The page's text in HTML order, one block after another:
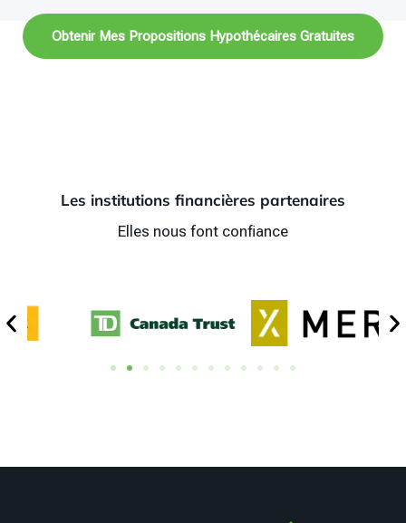
Obtenir Mes Propositions Hypothécaires Gratuites
Les institutions financières partenaires
Elles nous font confiance